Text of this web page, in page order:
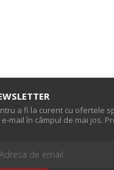
a fi la curent cu ofertele
mail în câmpul de mai jos.